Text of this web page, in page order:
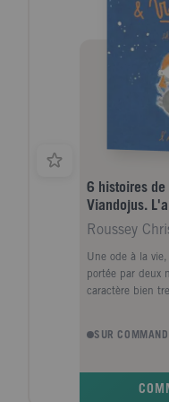
6 histoires
Viandojus.
Roussey
Une ode à la
portée par deux
caractère bien
ensemble, en
savoureux et le
respectueuse
SUR